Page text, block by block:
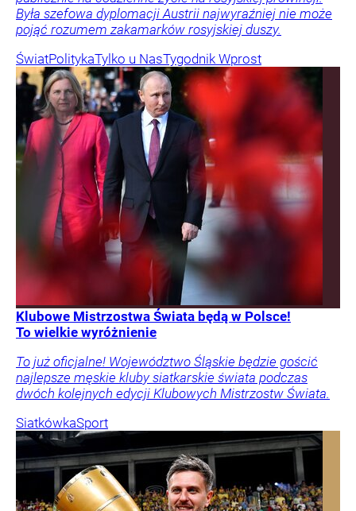
Była szefowa dyplomacji Austrii najwyraźniej nie może
pojąć rozumem zakamarków rosyjskiej duszy.
ŚwiatPolitykaTylko u NasTygodnik Wprost
Klubowe Mistrzostwa Świata będą w Polsce!
To wielkie wyróżnienie
To już oficjalne! Województwo Śląskie będzie gościć
najlepsze męskie kluby siatkarskie świata podczas
dwóch kolejnych edycji Klubowych Mistrzostw Świata.
SiatkówkaSport